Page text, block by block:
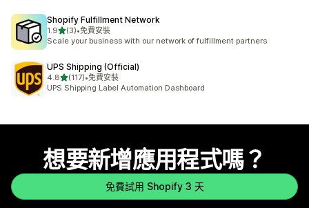
Shopify Fulfillment Network
1.9滿分 5 顆星
(3)
共有 3 則評價
•免費安裝
Scale your business with our network of fulfillment partners
UPS Shipping (Official)
4.8滿分 5 顆星
(117)
共有 117 則評價
•免費安裝
UPS Shipping Label Automation Dashboard
想要新增應用程式嗎？
免費試用 Shopify 3 天